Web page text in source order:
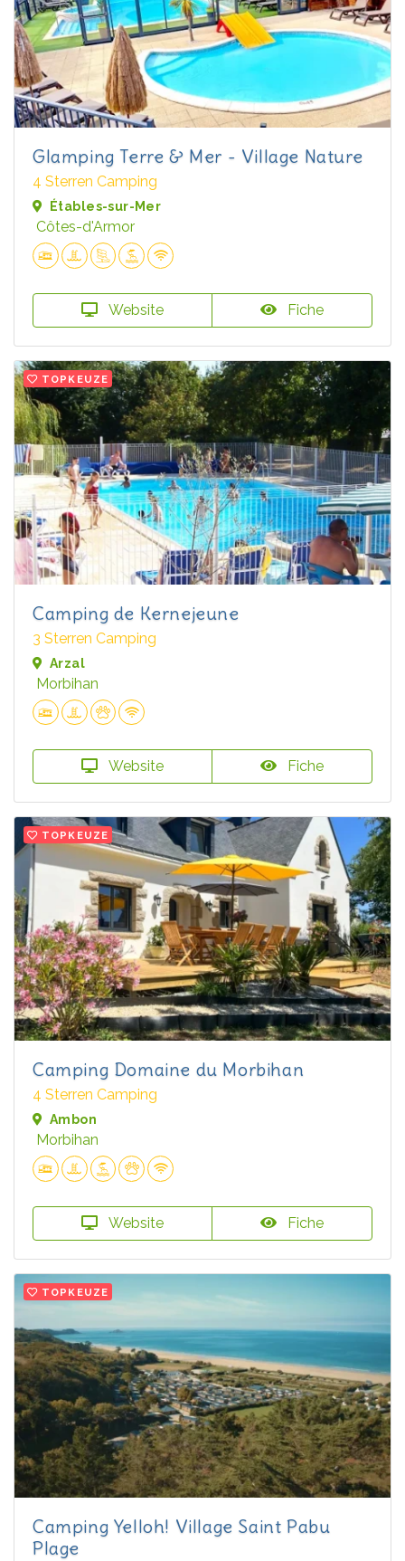
Glamping Terre & Mer - Village Nature
4 Sterren Camping
Étables-sur-Mer
Côtes-d'Armor
Website Fiche
TOPKEUZE
Camping de Kernejeune
3 Sterren Camping
Arzal
Morbihan
Website Fiche
TOPKEUZE
Camping Domaine du Morbihan
4 Sterren Camping
Ambon
Morbihan
Website Fiche
TOPKEUZE
Camping Yelloh! Village Saint Pabu
Plage